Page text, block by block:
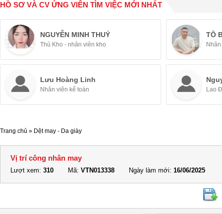
HỒ SƠ VÀ CV ỨNG VIÊN TÌM VIỆC MỚI NHẤT
NGUYỄN MINH THUÝ
Thủ Kho - nhân viên kho
TÔ
Lưu Hoàng Linh
Nhân viên kế toán Lao
Trang chủ » Dệt may - Da giày
Vị trí công nhân may
Lượt xem: 310 Mã: VTN013338 Ngày làm mới: 16/06/2025